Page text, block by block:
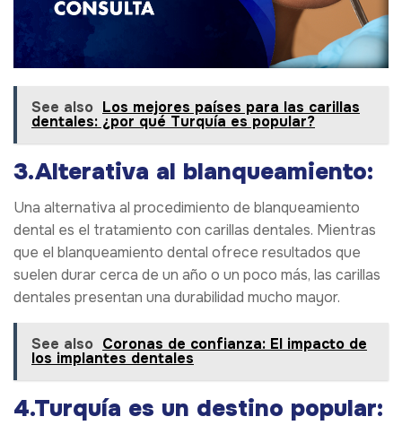
See also Los mejores países para las carillas
dentales: ¿por qué Turquía es popular?
3.Alterativa al blanqueamiento:
Una alternativa al procedimiento de blanqueamiento
dental es el tratamiento con carillas dentales. Mientras
que el blanqueamiento dental ofrece resultados que
suelen durar cerca de un año o un poco más, las carillas
dentales presentan una durabilidad mucho mayor.
See also Coronas de confianza: El impacto de
los implantes dentales
4.Turquía es un destino popular: